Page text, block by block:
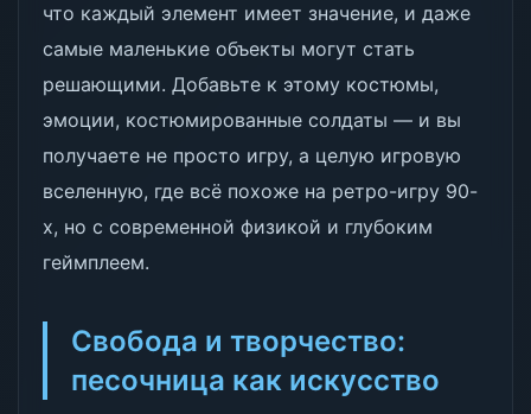
что каждый элемент имеет значение, и даже
самые маленькие объекты могут стать
решающими. Добавьте к этому костюмы,
эмоции, костюмированные солдаты — и вы
получаете не просто игру, а целую игровую
вселенную, где всё похоже на ретро-игру 90-
х, но с современной физикой и глубоким
геймплеем.
Свобода и творчество:
песочница как искусство